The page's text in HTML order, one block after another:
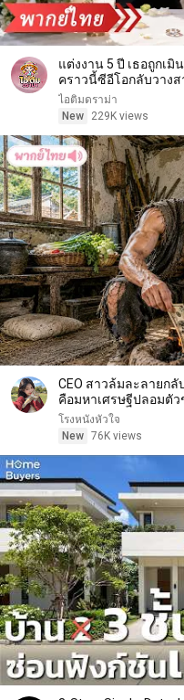
แต่งงาน 5 ปี เธอถูกเมิ
คราวนี้ซีอีโอกลับวาง
ไอติมดราม่า
New
229K views
CEO สาวล้มละลายก
คือมหาเศรษฐีปลอมตั
โรงหนังหัวใจ
New 76K views